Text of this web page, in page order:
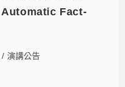
Fact-
/ 演講公告